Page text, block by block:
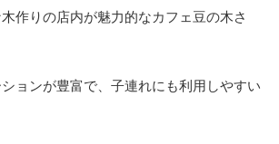
作りの店内が魅力的なカフェ豆の木さ
ョンが豊富で、子連れにも利用しやすい